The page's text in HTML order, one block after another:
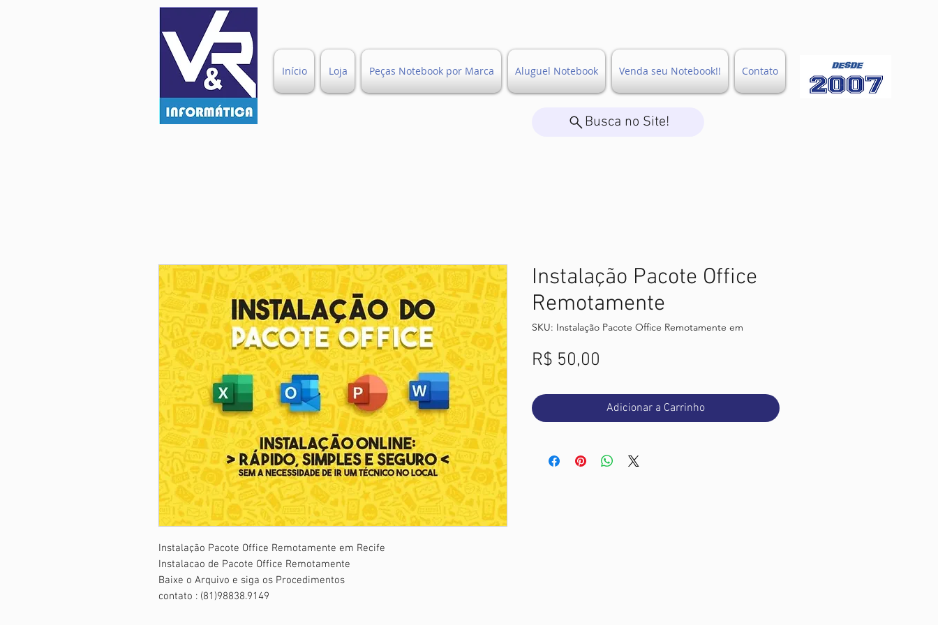
Início Loja Peças Notebook por Marca Aluguel Notebook Venda seu Notebook!! Contato
Busca no Site!
Instalação Pacote Office Remotamente em Recife
Instalacao de Pacote Office Remotamente
Baixe o Arquivo e siga os Procedimentos
contato : (81)98838.9149
Instalação Pacote Office
Remotamente
SKU: Instalação Pacote Office Remotamente em
R$ 50,00
Adicionar a Carrinho